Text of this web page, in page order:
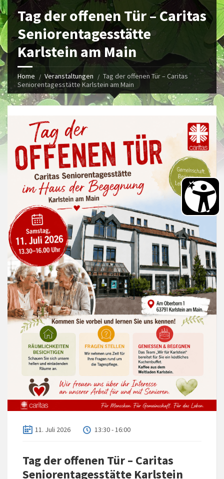
Tag der offenen Tür – Caritas
Seniorentagesstätte
Karlstein am Main
Home Veranstaltungen
Tag der offenen Tür – Caritas
Seniorentagesstätte Karlstein am Main
11. Juli 2026 13:30 - 16:00
Tag der offenen Tür – Caritas
Seniorentagesstätte Karlstein